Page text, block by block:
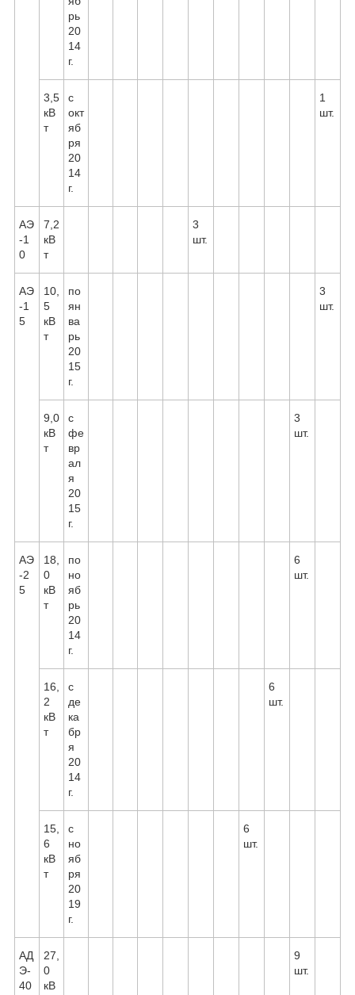
рь
20
14
г.
3,5
кВ
т
с
окт
яб
ря
20
14
г.
1
шт.
АЭ
-1
0
7,2
кВ
т
3
шт.
АЭ
-1
5
10,
5
кВ
т
по
ян
ва
рь
20
15
г.
3
шт.
9,0
кВ
т
с
фе
вр
ал
я
20
15
г.
3
шт.
АЭ
-2
5
18,
0
кВ
т
по
но
яб
рь
20
14
г.
6
шт.
16,
2
кВ
т
с
де
ка
бр
я
20
14
г.
6
шт.
15,
6
кВ
т
с
но
яб
ря
20
19
г.
6
шт.
АД
Э-
40
27,
0
кВ
9
шт.